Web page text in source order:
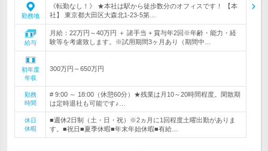
勤務地
《転勤なし！》 ★本社は駅から徒歩数分のオフィスです！ 【本
社】 東京都大田区大森北1-23-5第…
給与
月給：22万円～40万円 ＋ 諸手当 + 賞与年2回※年齢・能力・経
験等を考慮致します。※試用期間3ヶ月あり（期間中…
初年度
年収
300万円～650万円
勤務
時間
# 9:00 ～ 18:00（休憩60分）★残業は月10～20時間程度。閑散期
は定時退社も可能です♪…
休日
休暇
■週休2日制（土・日・祝）※2ヵ月に1回程度土曜出勤がありま
す。■祝日■夏季休暇■年末年始休暇■有給…